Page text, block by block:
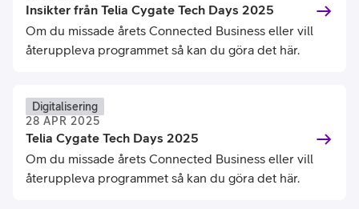
Insikter från Telia Cygate Tech Days 2025
Om du missade årets Connected Business eller vill
återuppleva programmet så kan du göra det här.
Digitalisering
28 APR 2025
Telia Cygate Tech Days 2025
Om du missade årets Connected Business eller vill
återuppleva programmet så kan du göra det här.